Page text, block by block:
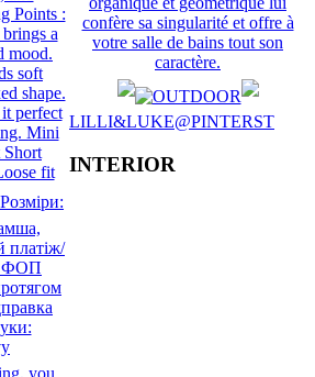
LILLI&LUKE@PINTERST
INTERIOR